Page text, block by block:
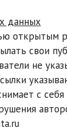
данных
открытым
свои
не
с